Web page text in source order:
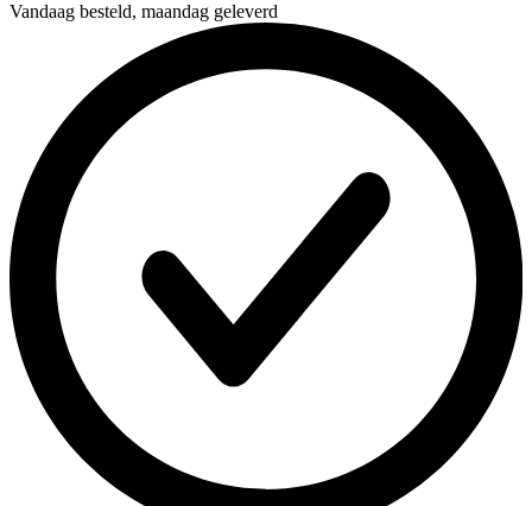
Vandaag besteld, maandag geleverd